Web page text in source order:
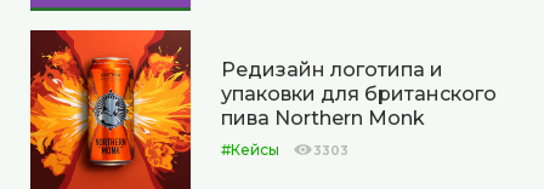
Редизайн логотипа и
упаковки для британского
пива Northern Monk
#Кейсы 3303